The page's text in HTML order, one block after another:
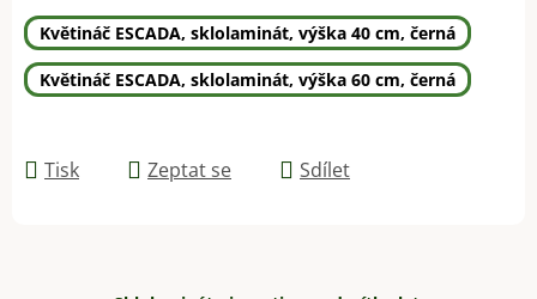
Květináč ESCADA, sklolaminát, výška 40 cm, černá
Květináč ESCADA, sklolaminát, výška 60 cm, černá
Tisk Zeptat se Sdílet